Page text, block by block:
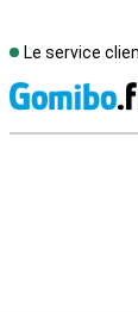
Le service